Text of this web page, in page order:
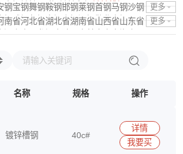
字钢镀锌H型钢镀锌角钢镀锌槽钢
钢
钢宝钢舞钢鞍钢邯钢莱钢首钢马钢沙钢
钢武钢包钢太钢山钢酒钢敬业本钢日照
石横 柳钢 湘钢 龙钢 济钢 中天 攀钢 韶钢
广钢
更多
南省河北省湖北省湖南省山西省山东省
辽宁省黑龙江省陕西省甘肃省青海省
海南省四川省贵州省
族自治区
西藏自治区香港特别行政区
更多
名称 规格 操作
镀锌槽钢 40c#
详情
我要买